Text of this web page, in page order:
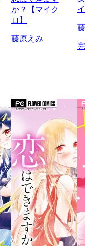
か？【マイク
ロ】
藤原えみ
イ
藤
完